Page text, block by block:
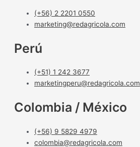
(+56) 2 2201 0550
marketing@redagricola.com
Perú
(+51) 1 242 3677
marketingperu@redagricola.com
Colombia / México
(+56) 9 5829 4979
colombia@redagricola.com